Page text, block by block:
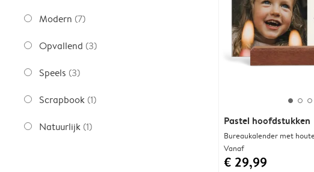
Modern (7)
Opvallend (3)
Speels (3)
Scrapbook (1)
Natuurlijk (1) Pastel hoofdstukken
Bureaukalender met
Vanaf
€ 29,99